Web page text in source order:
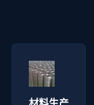
材料生产 - 拓通丝网
询价咨询 →